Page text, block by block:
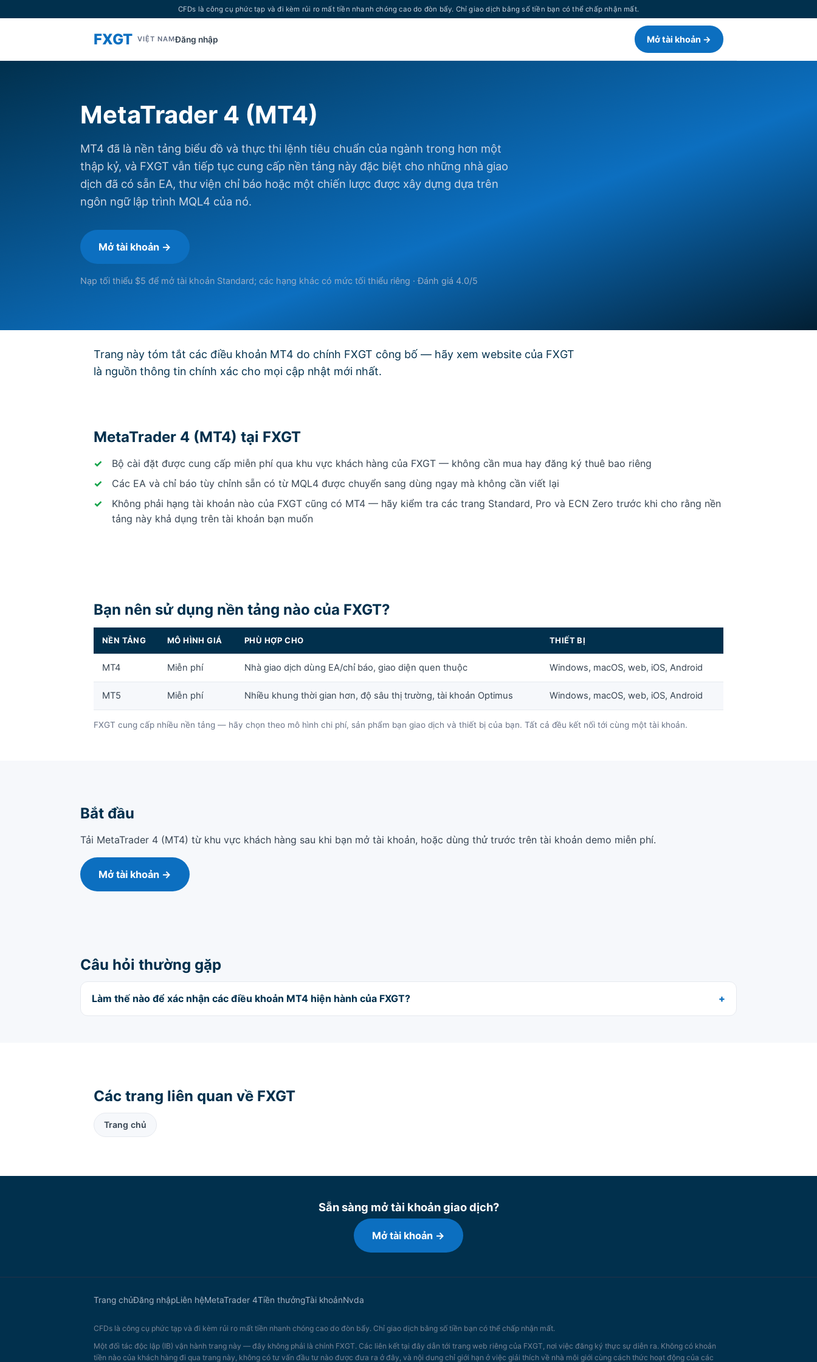
CFDs là công cụ phức tạp và đi kèm rủi ro mất tiền nhanh chóng cao do đòn bẩy. Chỉ giao dịch bằng số tiền bạn có thể chấp nhận mất.
FXGT VIỆT NAMĐăng nhập Mở tài khoản →
MetaTrader 4 (MT4)
MT4 đã là nền tảng biểu đồ và thực thi lệnh tiêu chuẩn của ngành trong hơn một
thập kỷ, và FXGT vẫn tiếp tục cung cấp nền tảng này đặc biệt cho những nhà giao
dịch đã có sẵn EA, thư viện chỉ báo hoặc một chiến lược được xây dựng dựa trên
ngôn ngữ lập trình MQL4 của nó.
Mở tài khoản →
Nạp tối thiểu $5 để mở tài khoản Standard; các hạng khác có mức tối thiểu riêng · Đánh giá 4.0/5
Trang này tóm tắt các điều khoản MT4 do chính FXGT công bố — hãy xem website của FXGT
là nguồn thông tin chính xác cho mọi cập nhật mới nhất.
MetaTrader 4 (MT4) tại FXGT
Bộ cài đặt được cung cấp miễn phí qua khu vực khách hàng của FXGT — không cần mua hay đăng ký thuê bao riêng
Các EA và chỉ báo tùy chỉnh sẵn có từ MQL4 được chuyển sang dùng ngay mà không cần viết lại
Không phải hạng tài khoản nào của FXGT cũng có MT4 — hãy kiểm tra các trang Standard, Pro và ECN Zero trước khi cho rằng nền
tảng này khả dụng trên tài khoản bạn muốn
Bạn nên sử dụng nền tảng nào của FXGT?
NỀN TẢNG MÔ HÌNH GIÁ PHÙ HỢP CHO THIẾT BỊ
MT4 Miễn phí Nhà giao dịch dùng EA/chỉ báo, giao diện quen thuộc Windows, macOS, web, iOS, Android
MT5 Miễn phí Nhiều khung thời gian hơn, độ sâu thị trường, tài khoản Optimus Windows, macOS, web, iOS, Android
FXGT cung cấp nhiều nền tảng — hãy chọn theo mô hình chi phí, sản phẩm bạn giao dịch và thiết bị của bạn. Tất cả đều kết nối tới cùng một tài khoản.
Bắt đầu
Tải MetaTrader 4 (MT4) từ khu vực khách hàng sau khi bạn mở tài khoản, hoặc dùng thử trước trên tài khoản demo miễn phí.
Mở tài khoản →
Câu hỏi thường gặp
Làm thế nào để xác nhận các điều khoản MT4 hiện hành của FXGT?
Các trang liên quan về FXGT
Trang chủ
Sẵn sàng mở tài khoản giao dịch?
Mở tài khoản →
Trang chủĐăng nhậpLiên hệMetaTrader 4Tiền thưởngTài khoảnNvda
CFDs là công cụ phức tạp và đi kèm rủi ro mất tiền nhanh chóng cao do đòn bẩy. Chỉ giao dịch bằng số tiền bạn có thể chấp nhận mất.
Một đối tác độc lập (IB) vận hành trang này — đây không phải là chính FXGT. Các liên kết tại đây dẫn tới trang web riêng của FXGT, nơi việc đăng ký thực sự diễn ra. Không có khoản
tiền nào của khách hàng đi qua trang này, không có tư vấn đầu tư nào được đưa ra ở đây, và nội dung chỉ giới hạn ở việc giải thích về nhà môi giới cùng cách thức hoạt động của các